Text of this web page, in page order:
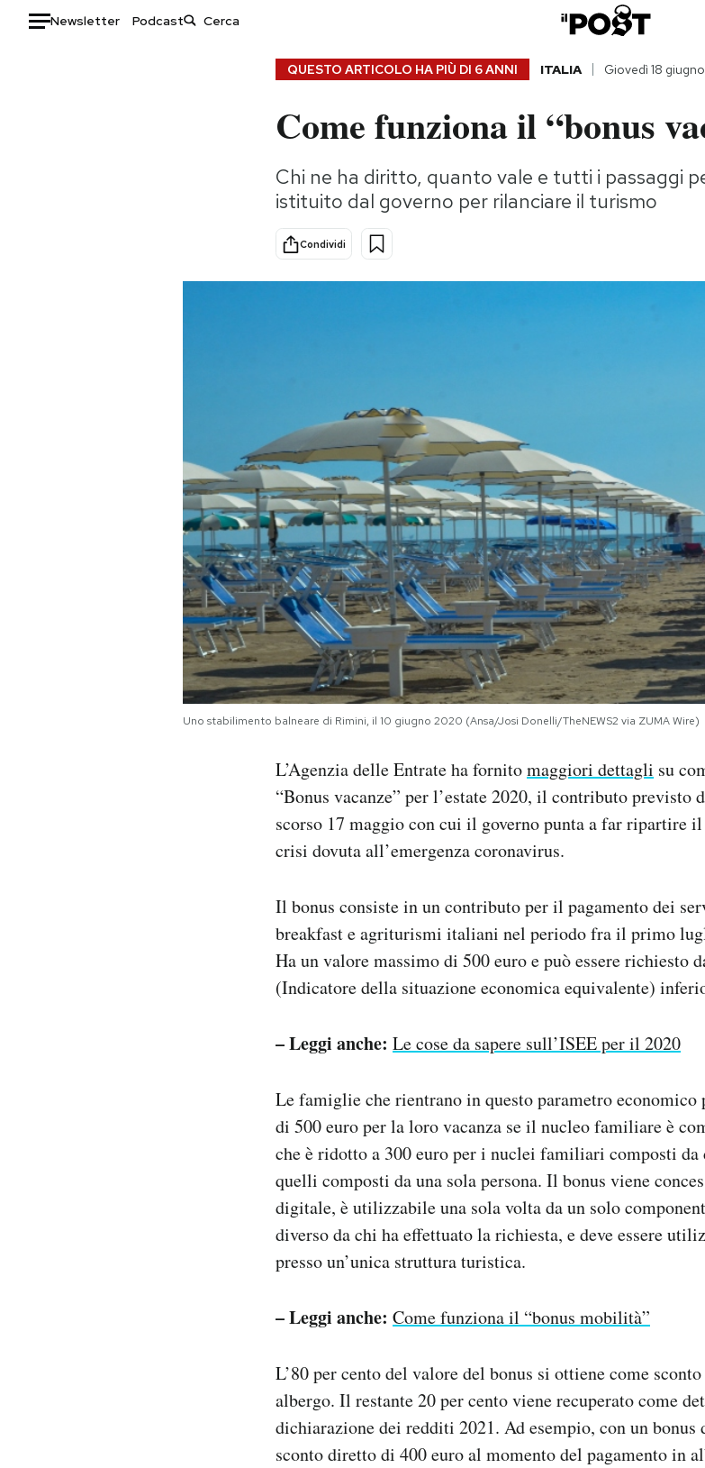
Newsletter Podcast
Consumismi
Storie/Idee
Ok Boomer!
Media
QUESTO ARTICOLO HA PIÙ DI 6 ANNI ITALIA Giovedì 18
Come funziona il “bonus
Chi ne ha diritto, quanto vale e tutti i passaggi
istituito dal governo per rilanciare il turismo
Condividi
Uno stabilimento balneare di Rimini, il 10 giugno 2020 (Ansa/Josi Donelli/TheNEWS2 via ZUMA Wire)
L’Agenzia delle Entrate ha fornitomaggiori dettagli su
“Bonus vacanze” per l’estate 2020, il contributo previsto
scorso 17 maggio con cui il governo punta a far ripartire
crisi dovuta all’emergenza coronavirus.
Il bonus consiste in un contributo per il pagamento dei
breakfast e agriturismi italiani nel periodo fra il primo
Ha un valore massimo di 500 euro e può essere richiesto
(Indicatore della situazione economica equivalente)
– Leggi anche: Le cose da sapere sull’ISEE per il 2020
Le famiglie che rientrano in questo parametro
di 500 euro per la loro vacanza se il nucleo familiare è
che è ridotto a 300 euro per i nuclei familiari composti da
quelli composti da una sola persona. Il bonus viene
digitale, è utilizzabile una sola volta da un solo
diverso da chi ha effettuato la richiesta, e deve essere
presso un’unica struttura turistica.
– Leggi anche: Come funziona il “bonus mobilità”
L’80 per cento del valore del bonus si ottiene come
albergo. Il restante 20 per cento viene recuperato come
dichiarazione dei redditi 2021. Ad esempio, con un
sconto diretto di 400 euro al momento del pagamento in